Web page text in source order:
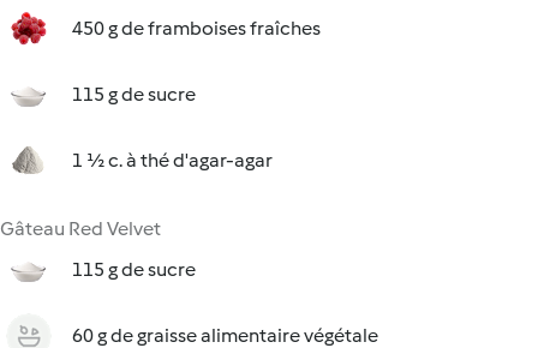
450 g de framboises fraîches
115 g de sucre
1 ½ c. à thé d'agar-agar
Gâteau Red Velvet
115 g de sucre
60 g de graisse alimentaire végétale